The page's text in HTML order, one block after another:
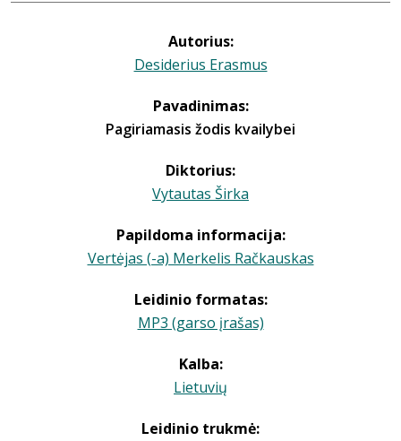
Autorius:
Desiderius Erasmus
Pavadinimas:
Pagiriamasis žodis kvailybei
Diktorius:
Vytautas Širka
Papildoma informacija:
Vertėjas (-a) Merkelis Račkauskas
Leidinio formatas:
MP3 (garso įrašas)
Kalba:
Lietuvių
Leidinio trukmė: